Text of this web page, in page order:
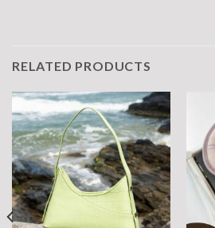
RELATED PRODUCTS